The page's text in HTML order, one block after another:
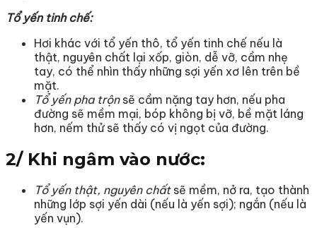
Tổ yến tinh chế:
Hơi khác với tổ yến thô, tổ yến tinh chế nếu là
thật, nguyên chất lại xốp, giòn, dễ vỡ, cầm nhẹ
tay, có thể nhìn thấy những sợi yến xơ lên trên bề
mặt.
Tổ yến pha trộnsẽ cầm nặng tay hơn, nếu pha
đường sẽ mềm mại, bóp không bị vỡ, bề mặt láng
hơn, nếm thử sẽ thấy có vị ngọt của đường.
2/ Khi ngâm vào nước:
Tổ yến thật, nguyên chất sẽ mềm, nở ra, tạo thành
những lớp sợi yến dài (nếu là yến sợi); ngắn (nếu là
yến vụn).